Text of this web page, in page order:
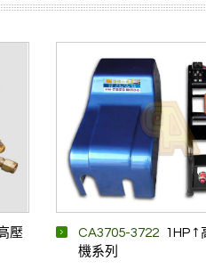
壓 CA3705-3722
1HP ↑
機系列